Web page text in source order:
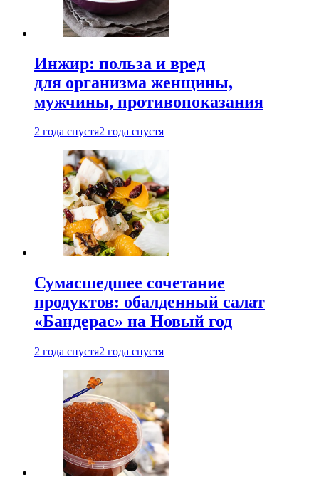
Инжир: польза и вред
для организма женщины,
мужчины, противопоказания
2 года спустя2 года спустя
Сумасшедшее сочетание
продуктов: обалденный салат
«Бандерас» на Новый год
2 года спустя2 года спустя